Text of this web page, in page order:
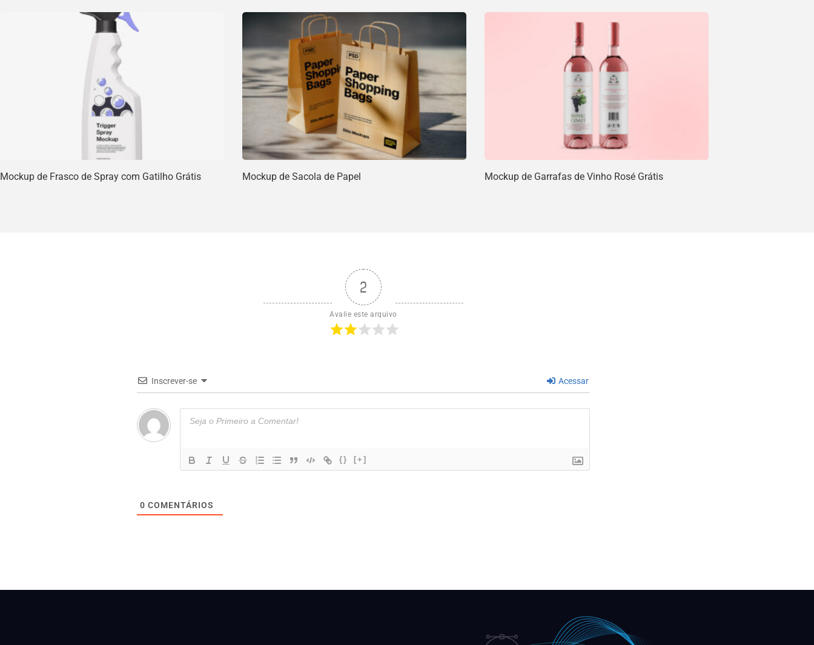
Mockup de Frasco de Spray com Gatilho Grátis Mockup de Sacola de Papel Mockup de Garrafas de Vinho Rosé Grátis
2
Avalie este arquivo
Inscrever-se Acessar
{} [+]
0 COMENTÁRIOS